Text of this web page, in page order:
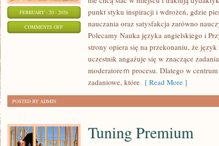
FEBRUARY - 20 - 2026
COMMENTS OFFON
TŁUMACZENIA
INTERPRETACJE
punkt styku inspiracji i wdrożeń, gdzie
nauczania oraz satysfakcja zarówno
Polecamy Nauka języka angielskiego i
strony opiera się na przekonaniu, że
uczestnik angażuje się w znaczące
moderatoreｍ procesu. Dlatego w
zadaniowe, które [ Read More ]
POSTED BY ADMIN
Tuning Premium